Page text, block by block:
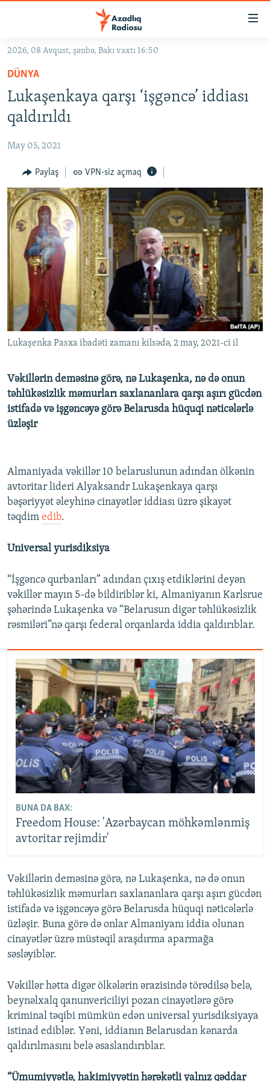
Əsas
qayıt
Əsas
naviqasiyaya
qayıt
#İZAHLA
KORRUPSIOMETR
#ƏSLINDƏ
FƏRQƏ BAX
QANUNI DOĞRU
ARAŞDIRMA
MULTIMEDIA
VIDEO
FOTOQALEREYA
İNFOQRAFIKA
KARIKATURA
RADIO ARXIV
OXU ZALI
AZƏRBAYCAN ƏDƏBIYYATI KITABXANASI
İSLAM VƏ DEMOKRATIYA
İZ - MƏDƏNIYYƏT PROQRAMI
HAQQIMIZDA
MISSIYAMIZ
PEŞƏ ETIKASI VƏ JURNALISTIKA STANDARTLARIMIZ
MATERIALLARIMIZDAN ISTIFADƏ
AZADLIQRADIOSU MOBIL TELEFONUNUZDA
XƏBƏR BÜLLETENLƏRIMIZ
BIZI IZLƏ
RFE/RL-in bütün saytları
2026, 08 Avqust, şənbə, Bakı vaxtı 16:50
DÜNYA
Lukaşenkaya qarşı ‘işgəncə’ iddiası
qaldırıldı
May 05, 2021
Paylaş VPN-siz açmaq
Lukaşenka Pasxa ibadəti zamanı kilsədə, 2 may, 2021-ci il
Vəkillərin deməsinə görə, nə Lukaşenka, nə də onun
təhlükəsizlik məmurları saxlananlara qarşı aşırı gücdən
istifadə və işgəncəyə görə Belarusda hüquqi nəticələrlə
üzləşir
Almaniyada vəkillər 10 belaruslunun adından ölkənin
avtoritar lideri Alyaksandr Lukaşenkaya qarşı
bəşəriyyət əleyhinə cinayətlər iddiası üzrə şikayət
təqdim edib.
Universal yurisdiksiya
“İşgəncə qurbanları” adından çıxış etdiklərini deyən
vəkillər mayın 5-də bildiriblər ki, Almaniyanın Karlsrue
şəhərində Lukaşenka və “Belarusun digər təhlükəsizlik
rəsmiləri”nə qarşı federal orqanlarda iddia qaldırıblar.
BUNA DA BAX:
Freedom House: 'Azərbaycan möhkəmlənmiş
avtoritar rejimdir'
Vəkillərin deməsinə görə, nə Lukaşenka, nə də onun
təhlükəsizlik məmurları saxlananlara qarşı aşırı gücdən
istifadə və işgəncəyə görə Belarusda hüquqi nəticələrlə
üzləşir. Buna görə də onlar Almaniyanı iddia olunan
cinayətlər üzrə müstəqil araşdırma aparmağa
səsləyiblər.
Vəkillər hətta digər ölkələrin ərazisində törədilsə belə,
beynəlxalq qanunvericiliyi pozan cinayətlərə görə
kriminal təqibi mümkün edən universal yurisdiksiyaya
istinad ediblər. Yəni, iddianın Belarusdan kənarda
qaldırılmasını belə əsaslandırıblar.
“Ümumiyyətlə, hakimiyyətin hərəkətli yalnız qəddar